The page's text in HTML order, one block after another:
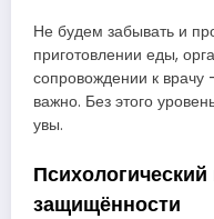
Не будем забывать и
приготовлении еды,
сопровождении к врачу
важно. Без этого
увы.
защищённости